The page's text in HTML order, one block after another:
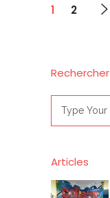
1 2
Rechercher
for:
Articles